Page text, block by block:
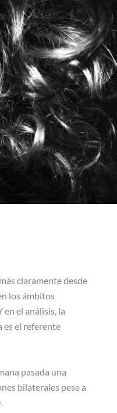
claramente desde
los ámbitos
el análisis, la
es el referente
pasada una
bilaterales pese a